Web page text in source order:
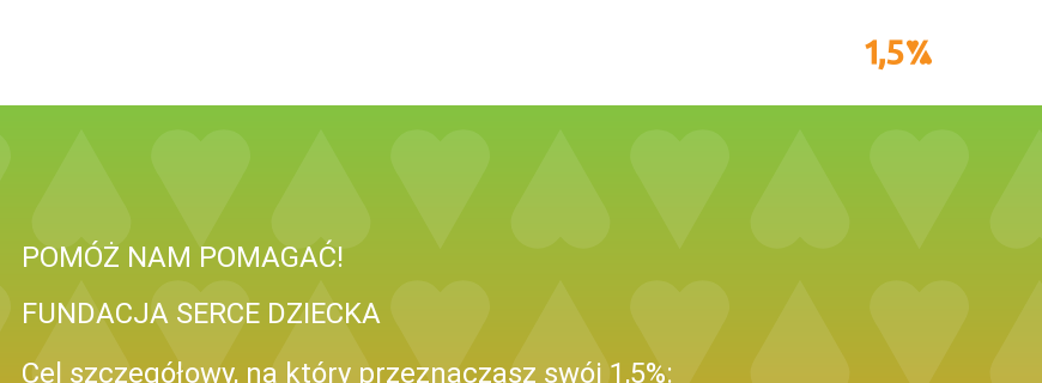
POMÓŻ NAM POMAGAĆ!
FUNDACJA SERCE DZIECKA
Cel szczegółowy, na który przeznaczasz swój 1,5%: